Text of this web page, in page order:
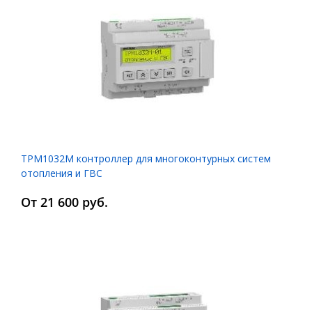
ТРМ1032М контроллер для многоконтурных систем
отопления и ГВС
От 21 600 руб.